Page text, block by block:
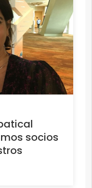
socios